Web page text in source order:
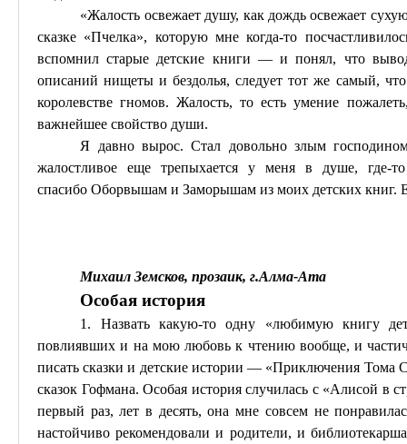
«Жалость освежает душу, как дождь освежает
сказке «Пчелка», которую мне когда-то
вспомнил старые детские книги — и понял, что
описаний нищеты и бездолья, следует тот же самый,
королевстве гномов. Жалость, то есть умение
важнейшее свойство души.
Я давно вырос. Стал довольно злым
жалостливое еще трепыхаетсяу меня в душе, где-
спасибо Оборвышам и Заморышам из моих детских книг.
Михаил Земсков, прозаик, г.Алма-Ата
Особая история
1. Назвать какую-то одну «любимую книгу
повлиявших и на мою любовь к чтению вообще, и
писать сказки и детские истории — «Приключения Тома
сказок Гофмана. Особая история случилась с «Алисой в
первый раз, лет в десять, она мне совсем не
настойчиво рекомендовали и родители, и